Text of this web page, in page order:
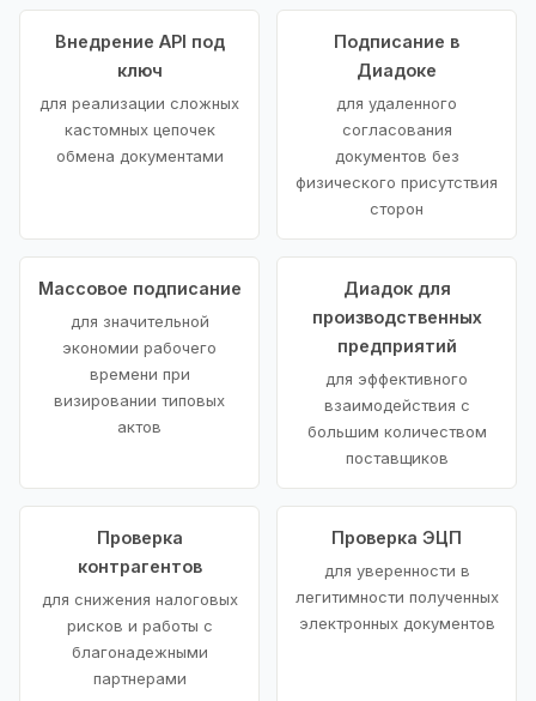
Внедрение API под
ключ
для реализации сложных
кастомных цепочек
обмена документами
Подписание в
Диадоке
для удаленного
согласования
документов без
физического присутствия
сторон
Массовое подписание
для значительной
экономии рабочего
времени при
визировании типовых
актов
Диадок для
производственных
предприятий
для эффективного
взаимодействия с
большим количеством
поставщиков
Проверка
контрагентов
для снижения налоговых
рисков и работы с
благонадежными
партнерами
Проверка ЭЦП
для уверенности в
легитимности полученных
электронных документов